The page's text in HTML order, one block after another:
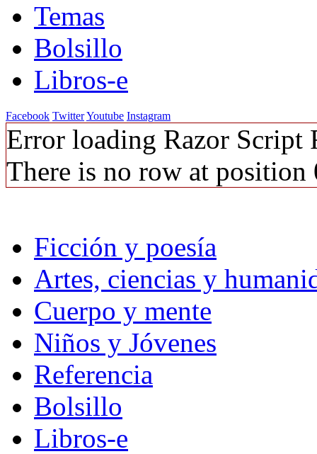
Temas
Bolsillo
Libros-e
Facebook TwitterYoutube Instagram
Error loading Razor Script
There is no row at position
Ficción y poesía
Artes, ciencias y
Cuerpo y mente
Niños y Jóvenes
Referencia
Bolsillo
Libros-e